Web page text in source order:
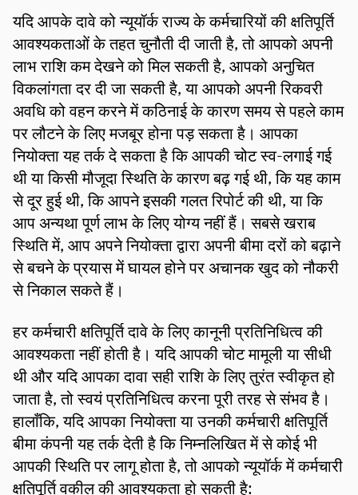
यदि आपके दावे को न्यूयॉर्क राज्य के कर्मचारियों की क्षतिपूर्ति
आवश्यकताओं के तहत चुनौती दी जाती है, तो आपको अपनी
लाभ राशि कम देखने को मिल सकती है, आपको अनुचित
विकलांगता दर दी जा सकती है, या आपको अपनी रिकवरी
अवधि को वहन करने में कठिनाई के कारण समय से पहले काम
पर लौटने के लिए मजबूर होना पड़ सकता है। आपका
नियोक्ता यह तर्क दे सकता है कि आपकी चोट स्व-लगाई गई
थी या किसी मौजूदा स्थिति के कारण बढ़ गई थी, कि यह काम
से दूर हुई थी, कि आपने इसकी गलत रिपोर्ट की थी, या कि
आप अन्यथा पूर्ण लाभ के लिए योग्य नहीं हैं। सबसे खराब
स्थिति में, आप अपने नियोक्ता द्वारा अपनी बीमा दरों को बढ़ाने
से बचने के प्रयास में घायल होने पर अचानक खुद को नौकरी
से निकाल सकते हैं।
हर कर्मचारी क्षतिपूर्ति दावे के लिए कानूनी प्रतिनिधित्व की
आवश्यकता नहीं होती है। यदि आपकी चोट मामूली या सीधी
थी और यदि आपका दावा सही राशि के लिए तुरंत स्वीकृत हो
जाता है, तो स्वयं प्रतिनिधित्व करना पूरी तरह से संभव है।
हालाँकि, यदि आपका नियोक्ता या उनकी कर्मचारी क्षतिपूर्ति
बीमा कंपनी यह तर्क देती है कि निम्नलिखित में से कोई भी
आपकी स्थिति पर लागू होता है, तो आपको न्यूयॉर्क में कर्मचारी
क्षतिपूर्ति वकील की आवश्यकता हो सकती है: